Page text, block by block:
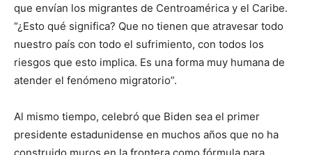
que envían los migrantes de Centroamérica y el Caribe.
“¿Esto qué significa? Que no tienen que atravesar todo
nuestro país con todo el sufrimiento, con todos los
riesgos que esto implica. Es una forma muy humana de
atender el fenómeno migratorio”.
Al mismo tiempo, celebró que Biden sea el primer
presidente estadunidense en muchos años que no ha